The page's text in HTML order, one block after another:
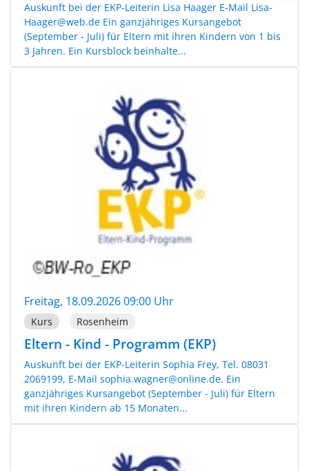
Auskunft bei der EKP-Leiterin Lisa Haager E-Mail Lisa-
Haager@web.de Ein ganzjähriges Kursangebot
(September - Juli) für Eltern mit ihren Kindern von 1 bis
3 Jahren. Ein Kursblock beinhalte...
Freitag, 18.09.2026 09:00 Uhr
Kurs Rosenheim
Eltern - Kind - Programm (EKP)
Auskunft bei der EKP-Leiterin Sophia Frey, Tel. 08031
2069199, E-Mail sophia.wagner@online.de. Ein
ganzjähriges Kursangebot (September - Juli) für Eltern
mit ihren Kindern ab 15 Monaten...